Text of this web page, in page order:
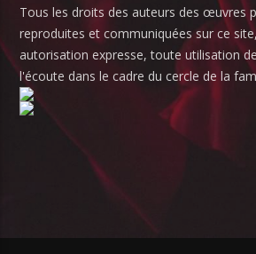
Tous les droits des auteurs des œuvres
reproduites et communiquées sur ce
autorisation expresse, toute utilisation
l'écoute dans le cadre du cercle de la